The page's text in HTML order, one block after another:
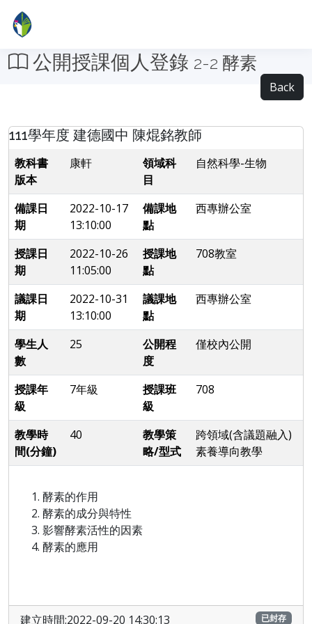
公開授課個人登錄 2-2 酵素
Back
111學年度 建德國中 陳焜銘教師
教科書
版本
康軒
領域科
目
自然科學-生物
備課日
期
2022-10-17
13:10:00
備課地
點
西專辦公室
授課日
期
2022-10-26
11:05:00
授課地
點
708教室
議課日
期
2022-10-31
13:10:00
議課地
點
西專辦公室
學生人
數
25
公開程
度
僅校內公開
授課年
級
7年級
授課班
級
708
教學時
間(分鐘)
40
教學策
略/型式
跨領域(含議題融入)
素養導向教學
酵素的作用
酵素的成分與特性
影響酵素活性的因素
酵素的應用
建立時間:2022-09-20 14:30:13 已封存